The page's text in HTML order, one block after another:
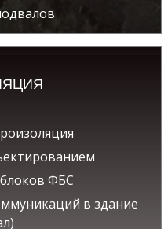
ФБС
в здание